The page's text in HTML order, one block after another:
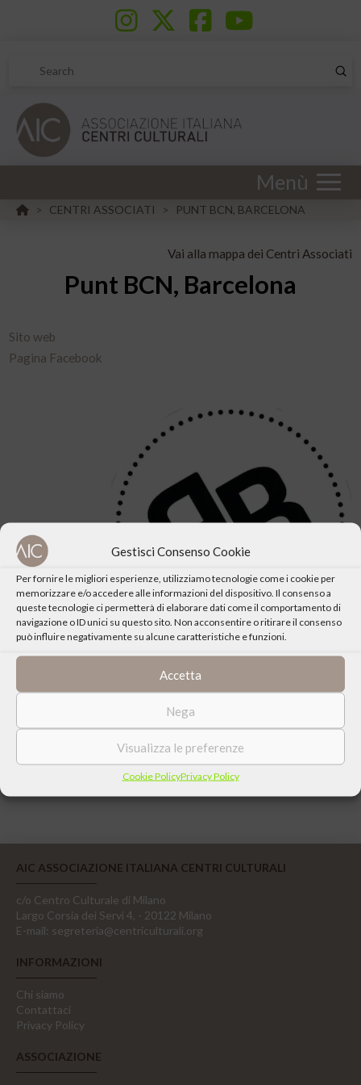
Gestisci Consenso Cookie
Per fornire le migliori esperienze, utilizziamo tecnologie come i cookie per
memorizzare e/o accedere alle informazioni del dispositivo. Il consenso a
queste tecnologie ci permetterà di elaborare dati come il comportamento di
navigazione o ID unici su questo sito. Non acconsentire o ritirare il consenso
può influire negativamente su alcune caratteristiche e funzioni.
Accetta
Nega
Visualizza le preferenze
Cookie PolicyPrivacy Policy
Search
Menù
HOME
> CENTRI ASSOCIATI > PUNT BCN, BARCELONA
Vai alla mappa dei Centri Associati
Punt BCN, Barcelona
Sito web
Pagina Facebook
AIC ASSOCIAZIONE ITALIANA CENTRI CULTURALI
c/o Centro Culturale di Milano
Largo Corsia dei Servi 4, - 20122 Milano
E-mail: segreteria@centriculturali.org
INFORMAZIONI
Chi siamo
Contattaci
Privacy Policy
ASSOCIAZIONE